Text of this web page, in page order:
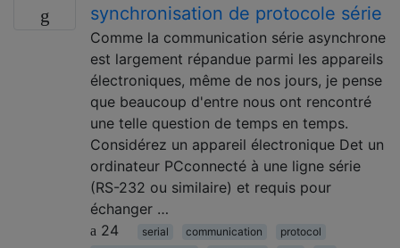
synchronisation de protocole série
Comme la communication série asynchrone
est largement répandue parmi les appareils
électroniques, même de nos jours, je pense
que beaucoup d'entre nous ont rencontré
une telle question de temps en temps.
Considérez un appareil électronique Det un
ordinateur PCconnecté à une ligne série
(RS-232 ou similaire) et requis pour
échanger …
24
serial communication
protocol